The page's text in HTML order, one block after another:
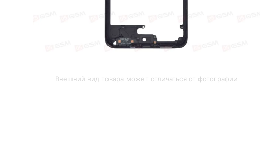
Внешний вид товара может отличаться от фотографии